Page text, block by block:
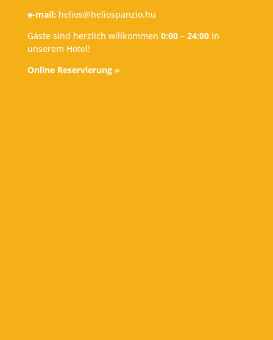
e-mail:helios@heliospanzio.hu
Gäste sind herzlich willkommen 0:00 – 24:00in
unserem Hotel!
Online Reservierung »